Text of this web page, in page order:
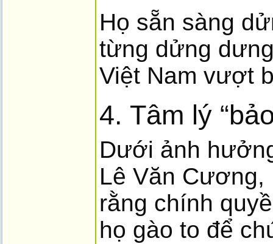
Họ sẵn sàng
từng dửng
Việt Nam vượt
4. Tâm lý
Dưới ảnh
Lê Văn
rằng chính
họ gào to để